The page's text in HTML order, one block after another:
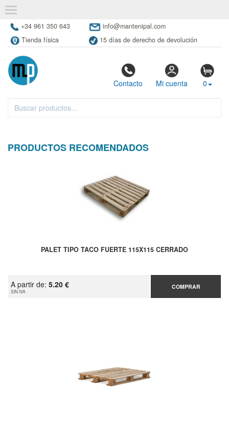
+34 961 350 643
info@mantenipal.com
Tienda física
15 días de derecho de devolución
Contacto Mi cuenta 0
PRODUCTOS RECOMENDADOS
PALET TIPO TACO FUERTE 115X115 CERRADO
A partir de: 5.20 €
SIN IVA
COMPRAR